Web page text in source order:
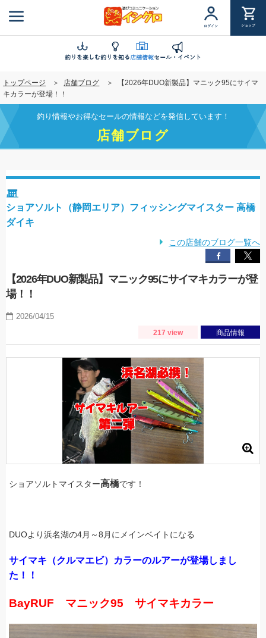
ン
ツ
に
移
動
ログイン ショップ
釣りを楽しむ釣りを知る店舗情報セール・イベント
トップページ 店舗ブログ
【2026年DUO新製品】マニック95にサイマ
キカラーが登場！！
釣り情報やお得なセールの情報などを発信しています！
店舗ブログ
ショアソルト（静岡エリア）フィッシングマイスター 高橋
ダイキ
この店舗のブログ一覧へ
【2026年DUO新製品】マニック95にサイマキカラーが登
場！！
2026/04/15
217 view 商品情報
ショアソルトマイスター高橋です！
DUOより浜名湖の4月～8月にメインベイトになる
サイマキ（クルマエビ）カラーのルアーが登場しまし
た！！
BayRUF マニック95 サイマキカラー